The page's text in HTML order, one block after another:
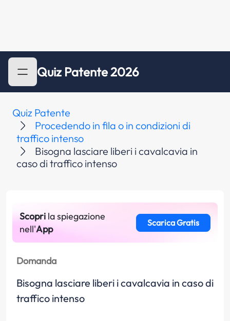
Quiz Patente 2026
Quiz Patente
Procedendo in fila o in condizioni di
traffico intenso
Bisogna lasciare liberi i cavalcavia in
caso di traffico intenso
Scopri la spiegazione
nell'App
Scarica Gratis
Domanda
Bisogna lasciare liberi i cavalcavia in caso di
traffico intenso